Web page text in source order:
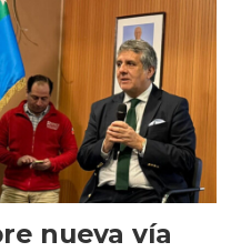
nueva vía